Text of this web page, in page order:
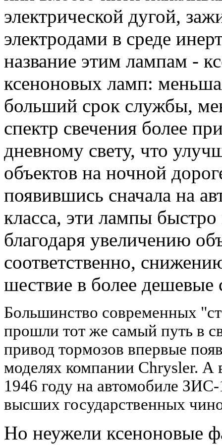
электрической дугой,
электродами в среде
название этим лампам -
ксеноновых ламп:
больший срок службы,
спектр свечения более
дневному свету, что
объектов на ночной
появившись сначала на
класса, эти лампы
благодаря увеличению
соответственно,
шествие в более дешевые
Большинство современных
прошли тот же самый путь в
привод тормозов впервые
моделях компании Chrysler.
1946 году на автомобиле
высших государственных
Но неужели ксеноновые